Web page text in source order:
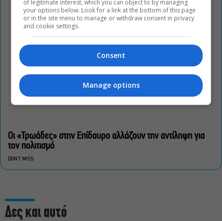
Οι «Τρωάδες» στην Επίδαυρο αλλάζουν την αντίληψη για
τον πολιτισμό
DON'T MISS
Δες και αυτό
of legitimate interest, which you can object to by managing
your options below. Look for a link at the bottom of this page
or in the site menu to manage or withdraw consent in privacy
and cookie settings.
Consent
Manage options